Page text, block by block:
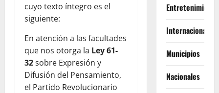
cuyo texto íntegro es el
siguiente:
En atención a las facultades
que nos otorga la Ley 61-
32sobre Expresión y
Difusión del Pensamiento,
el Partido Revolucionario
Entretenimiento
Internacionales
Municipios
Nacionales